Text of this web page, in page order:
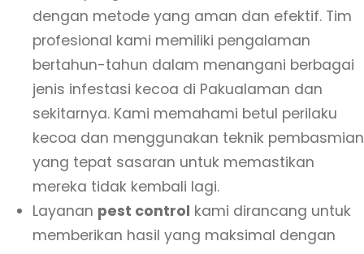
dengan metode yang aman dan efektif. Tim
profesional kami memiliki pengalaman
bertahun-tahun dalam menangani berbagai
jenis infestasi kecoa di Pakualaman dan
sekitarnya. Kami memahami betul perilaku
kecoa dan menggunakan teknik pembasmian
yang tepat sasaran untuk memastikan
mereka tidak kembali lagi.
Layanan pest control kami dirancang untuk
memberikan hasil yang maksimal dengan